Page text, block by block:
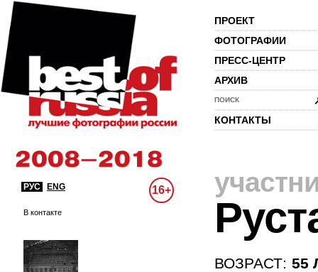
ПРОЕКТ
ФОТОГРАФИИ
ПРЕСС-ЦЕНТР
АРХИВ
ПОИСК
КОНТАКТЫ
РУС ENG 16+
В контакте
ВОЗРАСТ: 55